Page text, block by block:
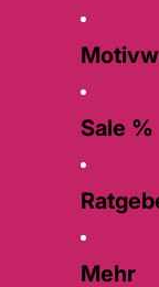
Sale %
Mehr